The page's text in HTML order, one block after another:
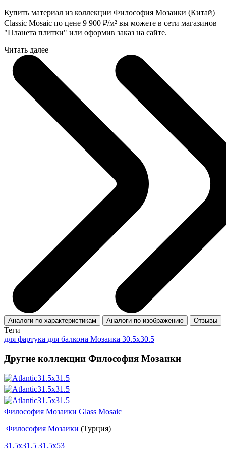
Купить материал из коллекции Философия Мозаики (Китай)
Classic Mosaic по цене 9 900 ₽/м² вы можете в сети магазинов
"Планета плитки" или оформив заказ на сайте.
Читать далее
Аналоги по характеристикам Аналоги по изображению Отзывы
Теги
для фартука для балкона Мозаика 30.5x30.5
Другие коллекции Философия Мозаики
Философия Мозаики Glass Mosaic
Философия Мозаики (Турция)
31.5x31.5 31.5x53